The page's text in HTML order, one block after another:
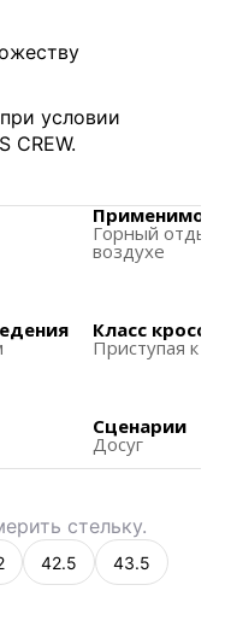
условии
CREW.
на пятке с
паре из
при беге по
Применимое
Горный отдых
воздухе
Класс
Приступая к
Сценарии
Досуг
стельку.
42.5 43.5